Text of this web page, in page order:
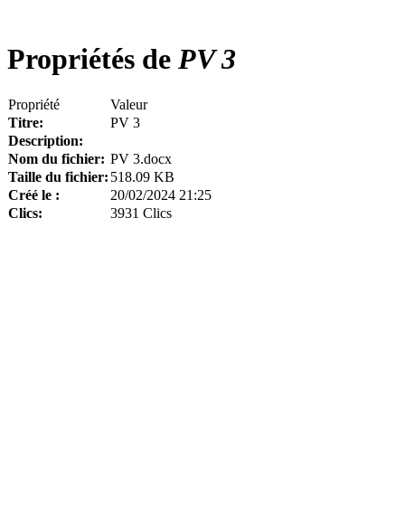
Propriétés de PV 3
Propriété
Valeur
Titre:
PV 3
Description:
Nom du fichier: PV 3.docx
Taille du fichier: 518.09 KB
Créé le :
20/02/2024 21:25
Clics:
3931 Clics